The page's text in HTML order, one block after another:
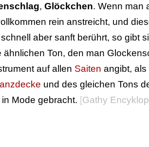
, Glöckchen. Wenn man
rein anstreicht, und
aber sanft berührt, so gibt
ähnlichen Ton, den man
auf allen Saiten angibt,
und des gleichen Tons
Mode gebracht. [Gathy